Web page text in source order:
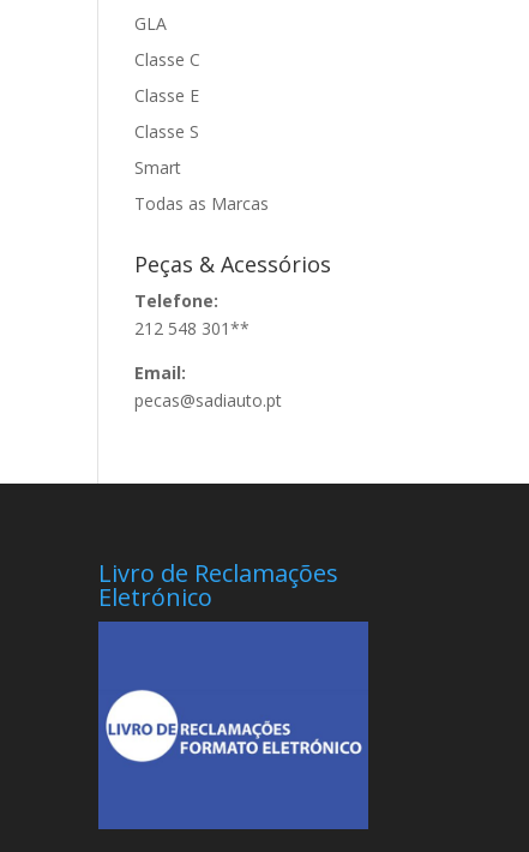
GLA
Classe C
Classe E
Classe S
Smart
Todas as Marcas
Peças & Acessórios
Telefone:
212 548 301**
Email:
pecas@sadiauto.pt
Livro de Reclamações
Eletrónico